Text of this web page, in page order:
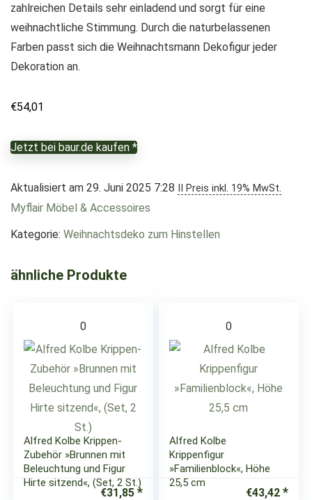
zahlreichen Details sehr einladend und sorgt für eine
weihnachtliche Stimmung. Durch die naturbelassenen
Farben passt sich die Weihnachtsmann Dekofigur jeder
Dekoration an.
€54,01
Jetzt bei baur.de kaufen *
Aktualisiert am 29. Juni 2025 7:28 II Preis inkl. 19% MwSt.
Myflair Möbel & Accessoires
Kategorie: Weihnachtsdeko zum Hinstellen
ähnliche Produkte
0
Alfred Kolbe Krippen-
Zubehör »Brunnen mit
Beleuchtung und Figur
Hirte sitzend«, (Set, 2 St.)
€31,85
0
Alfred Kolbe
Krippenfigur
»Familienblock«, Höhe
25,5 cm
€43,42